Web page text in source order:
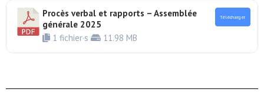
Procès verbal et rapports – Assemblée
générale 2025
1 fichier·s
11.98 MB
Télécharger